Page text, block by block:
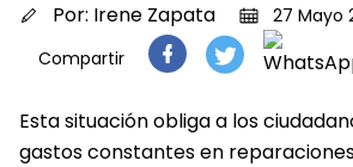
Por: Irene Zapata
27 Mayo
Compartir
Esta situación obliga a los
gastos constantes en